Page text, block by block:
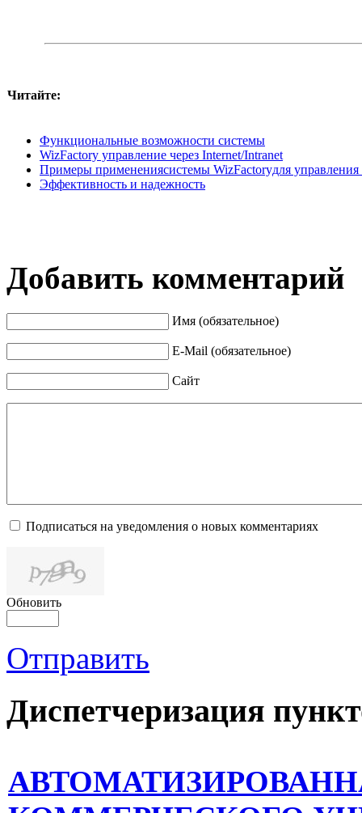
Читайте:
Функциональные возможности системы
WizFactory управление через Internet/Intranet
Примеры применениясистемы WizFactoryдля управления
Эффективность и надежность
Добавить комментарий
Имя (обязательное)
E-Mail (обязательное)
Сайт
Подписаться на уведомления о новых комментариях
Обновить
Отправить
Диспетчеризация